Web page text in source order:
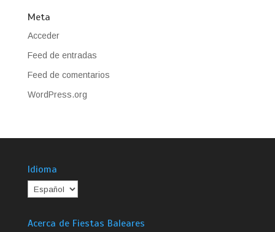
Meta
Acceder
Feed de entradas
Feed de comentarios
WordPress.org
Idioma
Acerca de Fiestas Baleares